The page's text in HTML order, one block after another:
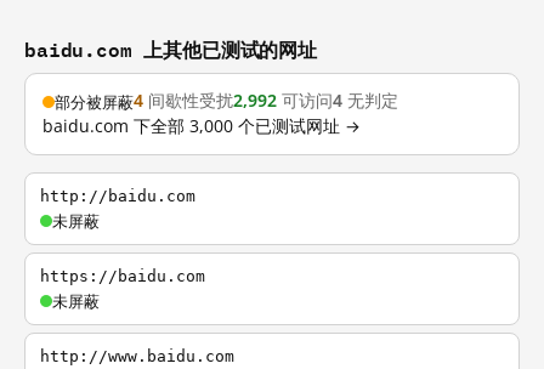
baidu.com 上其他已测试的网址
部分被屏蔽4 间歇性受扰2,992 可访问4 无判定
baidu.com 下全部 3,000 个已测试网址 →
http://baidu.com
未屏蔽
https://baidu.com
未屏蔽
http://www.baidu.com